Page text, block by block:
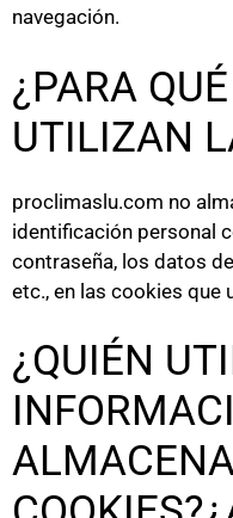
navegación.
¿PARA
UTILIZAN
proclimaslu.com no
identificación personal
contraseña, los datos
etc., en las cookies que
¿QUIÉN